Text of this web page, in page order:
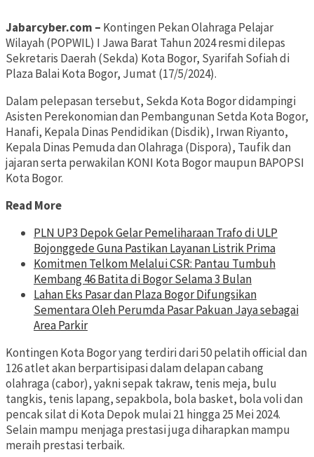
Jabarcyber.com – Kontingen Pekan Olahraga Pelajar
Wilayah (POPWIL) I Jawa Barat Tahun 2024 resmi dilepas
Sekretaris Daerah (Sekda) Kota Bogor, Syarifah Sofiah di
Plaza Balai Kota Bogor, Jumat (17/5/2024).
Dalam pelepasan tersebut, Sekda Kota Bogor didampingi
Asisten Perekonomian dan Pembangunan Setda Kota Bogor,
Hanafi, Kepala Dinas Pendidikan (Disdik), Irwan Riyanto,
Kepala Dinas Pemuda dan Olahraga (Dispora), Taufik dan
jajaran serta perwakilan KONI Kota Bogor maupun BAPOPSI
Kota Bogor.
Read More
PLN UP3 Depok Gelar Pemeliharaan Trafo di ULP
Bojonggede Guna Pastikan Layanan Listrik Prima
Komitmen Telkom Melalui CSR: Pantau Tumbuh
Kembang 46 Batita di Bogor Selama 3 Bulan
Lahan Eks Pasar dan Plaza Bogor Difungsikan
Sementara Oleh Perumda Pasar Pakuan Jaya sebagai
Area Parkir
Kontingen Kota Bogor yang terdiri dari 50 pelatih official dan
126 atlet akan berpartisipasi dalam delapan cabang
olahraga (cabor), yakni sepak takraw, tenis meja, bulu
tangkis, tenis lapang, sepakbola, bola basket, bola voli dan
pencak silat di Kota Depok mulai 21 hingga 25 Mei 2024.
Selain mampu menjaga prestasi juga diharapkan mampu
meraih prestasi terbaik.